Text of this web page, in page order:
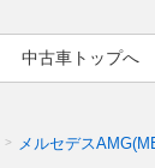
中古車トップへ
メルセデス